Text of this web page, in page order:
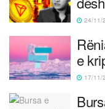
24/11/
e
17/11/